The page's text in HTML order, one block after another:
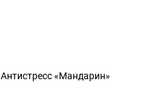
Антистресс «Мандарин»